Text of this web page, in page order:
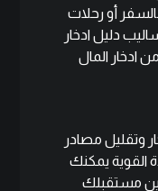
أو رحلات
دليل ادخار
المال
وتقليل مصادر
القوية يمكنك
مستقبلك